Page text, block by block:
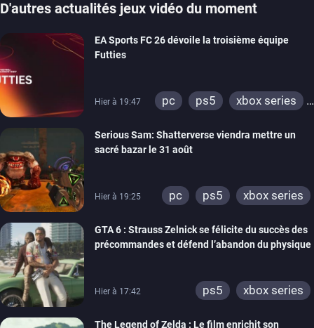
D'autres actualités jeux vidéo du moment
EA Sports FC 26 dévoile la troisième équipe
Futties
Hier à 19:47 pc ps5
xbox series
xbox one
switch 2
Serious Sam: Shatterverse viendra mettre un
sacré bazar le 31 août
Hier à 19:25 pc ps5 xbox series
GTA 6 : Strauss Zelnick se félicite du succès des
précommandes et défend l’abandon du physique
Hier à 17:42 ps5 xbox series
The Legend of Zelda : Le film enrichit son